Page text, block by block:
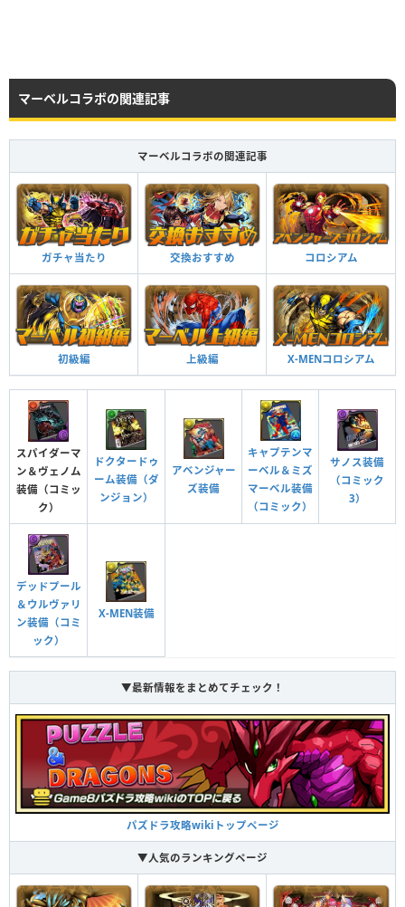
マーベルコラボの関連記事
マーベルコラボの関連記事
ガチャ当たり 交換おすすめ コロシアム
初級編 上級編 X-MENコロシアム
スパイダーマ
ン＆ヴェノム
装備（コミッ
ク）
ドクタードゥ
ーム装備（ダ
ンジョン）
アベンジャー
ズ装備
キャプテンマ
ーベル＆ミズ
マーベル装備
（コミック）
サノス装備
（コミック
3）
デッドプール
＆ウルヴァリ
ン装備（コミ
ック）
X-MEN装備
▼最新情報をまとめてチェック！
パズドラ攻略wikiトップページ
▼人気のランキングページ